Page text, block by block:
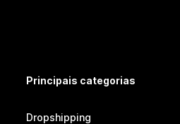
Principais categorias
Dropshipping